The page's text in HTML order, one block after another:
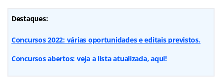
Destaques:
Concursos 2022: várias oportunidades e editais previstos.
Concursos abertos: veja a lista atualizada, aqui!